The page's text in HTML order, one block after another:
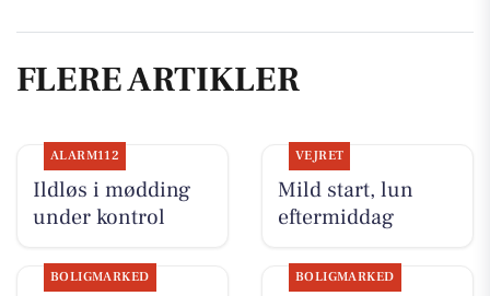
FLERE ARTIKLER
ALARM112
Ildløs i mødding
under kontrol
VEJRET
Mild start, lun
eftermiddag
BOLIGMARKED BOLIGMARKED